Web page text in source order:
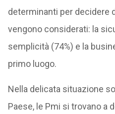
determinanti per decidere
vengono considerati: la
semplicità (74%) e la
primo luogo.
Nella delicata situazione
Paese, le Pmi si trovano a